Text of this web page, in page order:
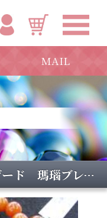
MAIL
【綺麗】14mm レッドアゲード 瑪瑙ブレスレット